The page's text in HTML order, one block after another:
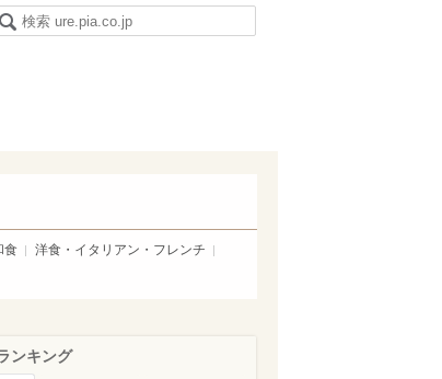
食
洋食・イタリアン・フレンチ
ンキング